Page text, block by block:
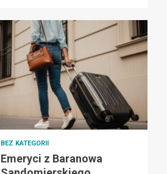
BEZ KATEGORII
Emeryci z Baranowa